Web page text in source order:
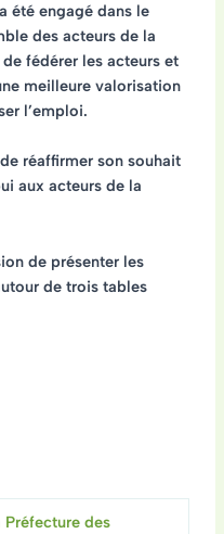
été engagé dans le
des acteurs de la
de fédérer les acteurs et
meilleure valorisation
l’emploi.
réaffirmer son souhait
aux acteurs de la
de présenter les
de trois tables
des